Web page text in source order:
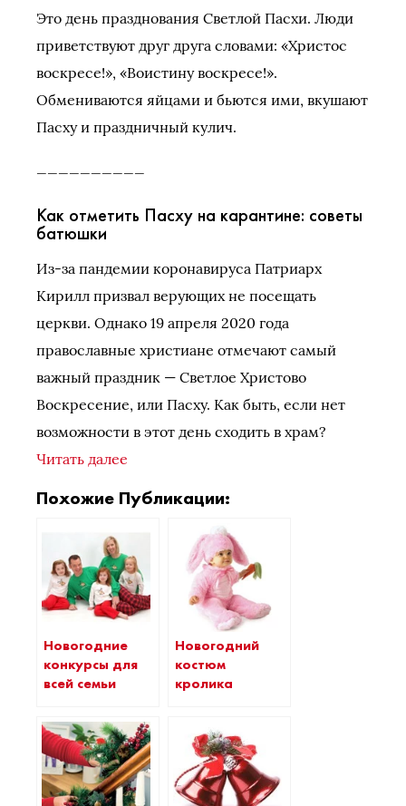
Это день празднования Светлой Пасхи. Люди
приветствуют друг друга словами: «Христос
воскресе!», «Воистину воскресе!».
Обмениваются яйцами и бьются ими, вкушают
Пасху и праздничный кулич.
Как отметить Пасху на карантине: советы
батюшки
Из-за пандемии коронавируса Патриарх
Кирилл призвал верующих не посещать
церкви. Однако 19 апреля 2020 года
православные христиане отмечают самый
важный праздник — Светлое Христово
Воскресение, или Пасху. Как быть, если нет
возможности в этот день сходить в храм?
Читать далее
Похожие Публикации:
Новогодние
конкурсы для
всей семьи
Новогодний
костюм
кролика